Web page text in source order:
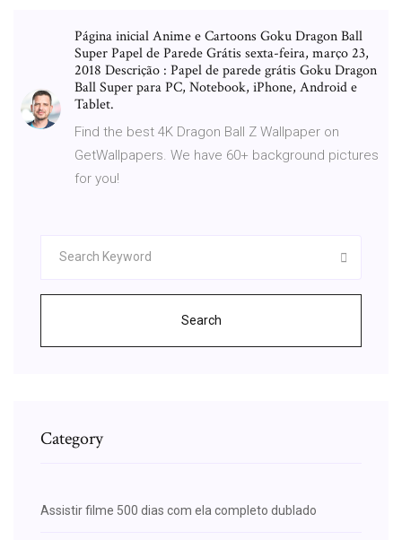
Página inicial Anime e Cartoons Goku Dragon Ball
Super Papel de Parede Grátis sexta-feira, março 23,
2018 Descrição : Papel de parede grátis Goku Dragon
Ball Super para PC, Notebook, iPhone, Android e
Tablet.
Find the best 4K Dragon Ball Z Wallpaper on
GetWallpapers. We have 60+ background pictures
for you!
Search
Category
Assistir filme 500 dias com ela completo dublado